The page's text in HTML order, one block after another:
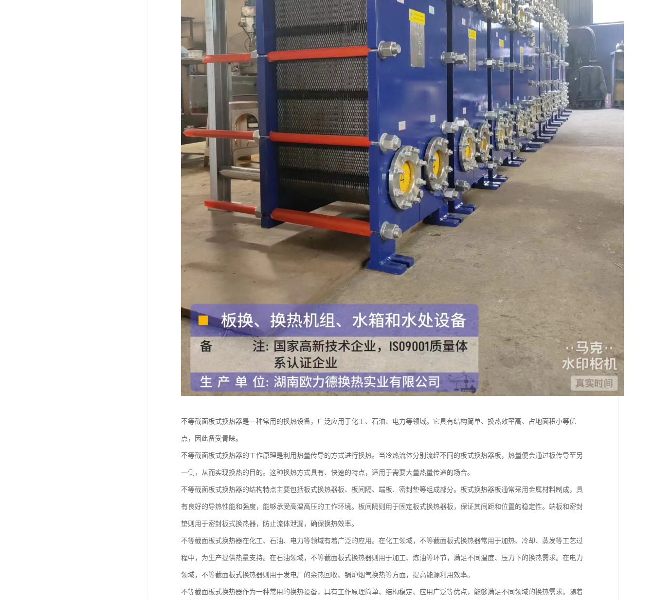
不等截面板式换热器是一种常用的换热设备，广泛应用于化工、石油、电力等领域。它具有结构简单、换热效率高、占地面积小等优
点，因此备受青睐。
不等截面板式换热器的工作原理是利用热量传导的方式进行换热。当冷热流体分别流经不同的板式换热器板，热量便会通过板传导至另
一侧，从而实现换热的目的。这种换热方式具有、快速的特点，适用于需要大量热量传递的场合。
不等截面板式换热器的结构特点主要包括板式换热器板、板间隔、端板、密封垫等组成部分。板式换热器板通常采用金属材料制成，具
有良好的导热性能和强度，能够承受高温高压的工作环境。板间隔则用于固定板式换热器板，保证其间距和位置的稳定性。端板和密封
垫则用于密封板式换热器，防止流体泄漏，确保换热效率。
不等截面板式换热器在化工、石油、电力等领域有着广泛的应用。在化工领域，不等截面板式换热器常用于加热、冷却、蒸发等工艺过
程中，为生产提供热量支持。在石油领域，不等截面板式换热器则用于加工、炼油等环节，满足不同温度、压力下的换热需求。在电力
领域，不等截面板式换热器则用于发电厂的余热回收、锅炉烟气换热等方面，提高能源利用效率。
不等截面板式换热器作为一种常用的换热设备，具有工作原理简单、结构稳定、应用广泛等优点，能够满足不同领域的换热需求。随着